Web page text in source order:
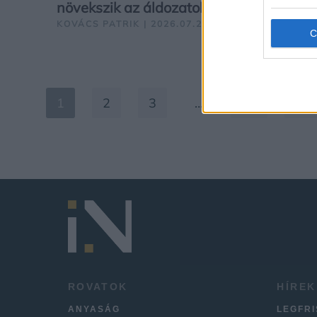
növekszik az áldozatok száma
KOVÁCS PATRIK | 2026.07.24
1 2 3 …
ROVATOK
ANYASÁG
HÍREK